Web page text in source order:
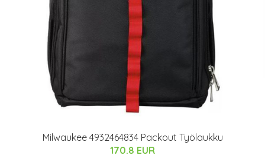
Milwaukee 4932464834 Packout Työlaukku
170.8 EUR